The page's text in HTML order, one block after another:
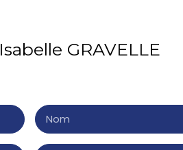
Isabelle GRAVELLE
Nom